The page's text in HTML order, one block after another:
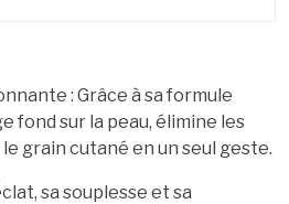
: Grâce à sa formule
fond sur la peau, élimine les
grain cutané en un seul geste.
, sa souplesse et sa